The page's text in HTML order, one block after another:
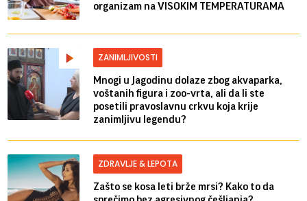
organizam na VISOKIM TEMPERATURAMA
ZANIMLJIVOSTI
Mnogi u Jagodinu dolaze zbog akvaparka,
voštanih figura i zoo-vrta, ali da li ste
posetili pravoslavnu crkvu koja krije
zanimljivu legendu?
ZDRAVLJE & LEPOTA
Zašto se kosa leti brže mrsi? Kako to da